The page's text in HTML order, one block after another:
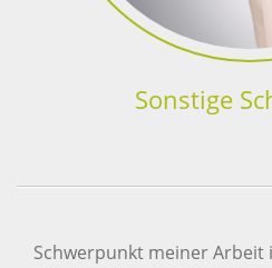
Sonstige
Schwerpunkt meiner Arbeit